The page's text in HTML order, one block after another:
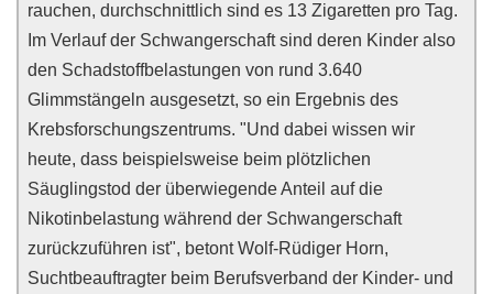
rauchen, durchschnittlich sind es 13 Zigaretten pro Tag.
Im Verlauf der Schwangerschaft sind deren Kinder also
den Schadstoffbelastungen von rund 3.640
Glimmstängeln ausgesetzt, so ein Ergebnis des
Krebsforschungszentrums. "Und dabei wissen wir
heute, dass beispielsweise beim plötzlichen
Säuglingstod der überwiegende Anteil auf die
Nikotinbelastung während der Schwangerschaft
zurückzuführen ist", betont Wolf-Rüdiger Horn,
Suchtbeauftragter beim Berufsverband der Kinder- und